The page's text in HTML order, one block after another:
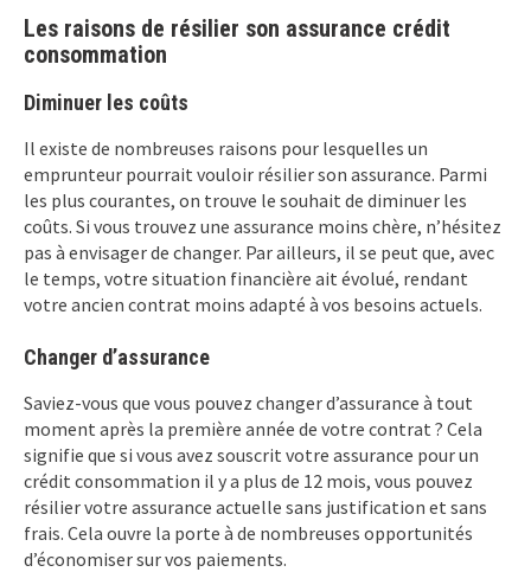
Les raisons de résilier son assurance crédit
consommation
Diminuer les coûts
Il existe de nombreuses raisons pour lesquelles un
emprunteur pourrait vouloir résilier son assurance. Parmi
les plus courantes, on trouve le souhait de diminuer les
coûts. Si vous trouvez une assurance moins chère, n’hésitez
pas à envisager de changer. Par ailleurs, il se peut que, avec
le temps, votre situation financière ait évolué, rendant
votre ancien contrat moins adapté à vos besoins actuels.
Changer d’assurance
Saviez-vous que vous pouvez changer d’assurance à tout
moment après la première année de votre contrat ? Cela
signifie que si vous avez souscrit votre assurance pour un
crédit consommation il y a plus de 12 mois, vous pouvez
résilier votre assurance actuelle sans justification et sans
frais. Cela ouvre la porte à de nombreuses opportunités
d’économiser sur vos paiements.